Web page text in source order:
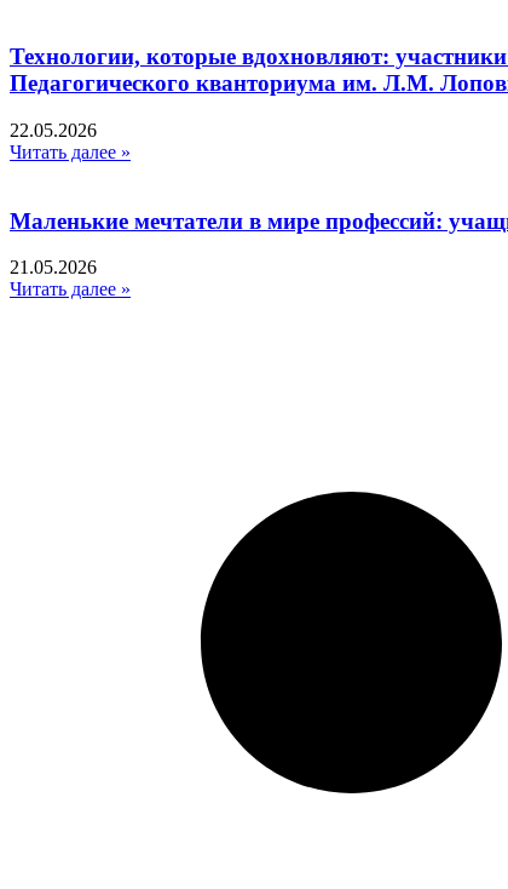
Технологии, которые вдохновляют:
Педагогического кванториума им. Л.М.
22.05.2026
Читать далее »
Маленькие мечтатели в мире профессий:
21.05.2026
Читать далее »